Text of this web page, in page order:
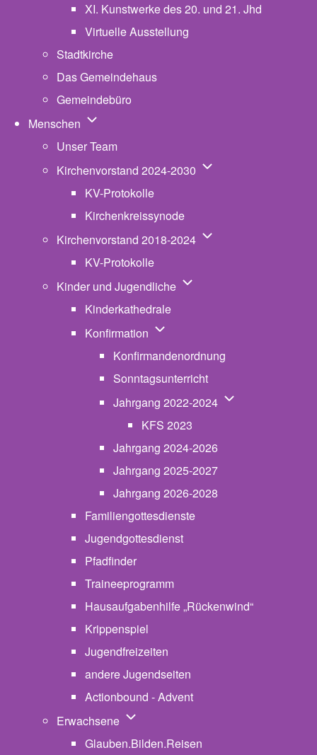
XI. Kunstwerke des 20. und 21. Jhd
Virtuelle Ausstellung
Stadtkirche
Das Gemeindehaus
Gemeindebüro
Menschen Unternavigation von Menschen
Unser Team
Kirchenvorstand 2024-2030 Unternavigation von
KV-Protokolle
Kirchenkreissynode
Kirchenvorstand 2018-2024 Unternavigation von
KV-Protokolle
Kinder und Jugendliche Unternavigation von
Kinderkathedrale
Konfirmation Unternavigation von
Konfirmandenordnung
Sonntagsunterricht
Jahrgang 2022-2024 Unternavigation
KFS 2023
Jahrgang 2024-2026
Jahrgang 2025-2027
Jahrgang 2026-2028
Familiengottesdienste
Jugendgottesdienst
Pfadfinder
Traineeprogramm
Hausaufgabenhilfe „Rückenwind“
Krippenspiel
Jugendfreizeiten
andere Jugendseiten
Actionbound - Advent
Erwachsene Unternavigation von Erwachsene
Glauben.Bilden.Reisen